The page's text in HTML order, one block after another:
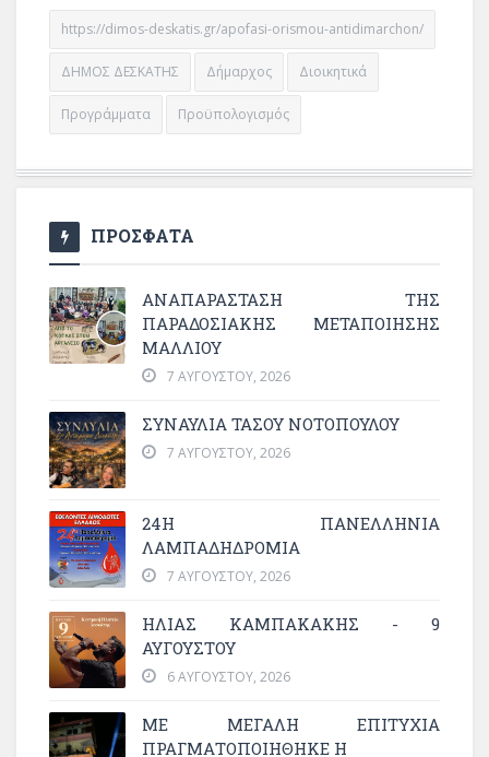
https://dimos-deskatis.gr/apofasi-orismou-antidimarchon/
ΔΗΜΟΣ ΔΕΣΚΑΤΗΣ Δήμαρχος Διοικητικά
Προγράμματα Προϋπολογισμός
ΠΡΟΣΦΑΤΑ
ΑΝΑΠΑΡΆΣΤΑΣΗ ΤΗΣ
ΠΑΡΑΔΟΣΙΑΚΉΣ ΜΕΤΑΠΟΊΗΣΗΣ
ΜΑΛΛΙΟΎ
7 ΑΥΓΟΎΣΤΟΥ, 2026
ΣΥΝΑΥΛΙΑ ΤΑΣΟΥ ΝΟΤΟΠΟΥΛΟΥ
7 ΑΥΓΟΎΣΤΟΥ, 2026
24Η ΠΑΝΕΛΛΗΝΙΑ
ΛΑΜΠΑΔΗΔΡΟΜΙΑ
7 ΑΥΓΟΎΣΤΟΥ, 2026
ΗΛΙΑΣ ΚΑΜΠΑΚΑΚΗΣ - 9
ΑΥΓΟΥΣΤΟΥ
6 ΑΥΓΟΎΣΤΟΥ, 2026
ΜΕ ΜΕΓΆΛΗ ΕΠΙΤΥΧΊΑ
ΠΡΑΓΜΑΤΟΠΟΙΉΘΗΚΕ Η